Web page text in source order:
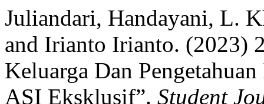
Juliandari, Handayani, L.
and Irianto Irianto. (2023)
Keluarga Dan
ASI Eksklusif”. Student